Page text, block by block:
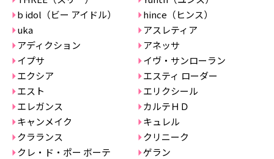
b idol（ビー アイドル）
hince（ヒンス）
uka
アスレティア
アディクション
アネッサ
イプサ
イヴ・サンローラン
エクシア
エスティ ローダー
エスト
エリクシール
エレガンス
カルテＨＤ
キャンメイク
キュレル
クラランス
クリニーク
クレ・ド・ポー ボーテ
ゲラン